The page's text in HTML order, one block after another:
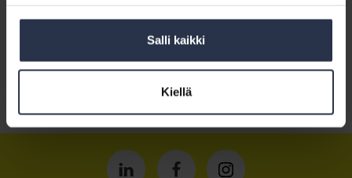
Salli kaikki
Kiellä
…syö silliä, juo kuravettä päälle! Isännöintiliitto toivottaa jäsenilleen oikein